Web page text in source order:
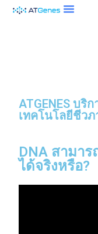
ATGENES บริ
เทคโนโลยีชีวภ
DNA สามา
ได้จริงหรือ?